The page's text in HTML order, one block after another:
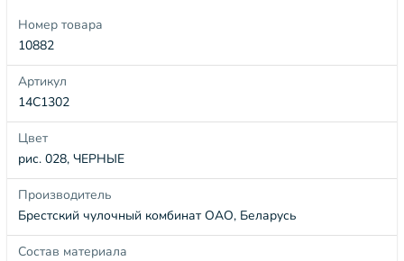
Номер товара
10882
Артикул
14С1302
Цвет
рис. 028, ЧЕРНЫЕ
Производитель
Брестский чулочный комбинат ОАО, Беларусь
Состав материала